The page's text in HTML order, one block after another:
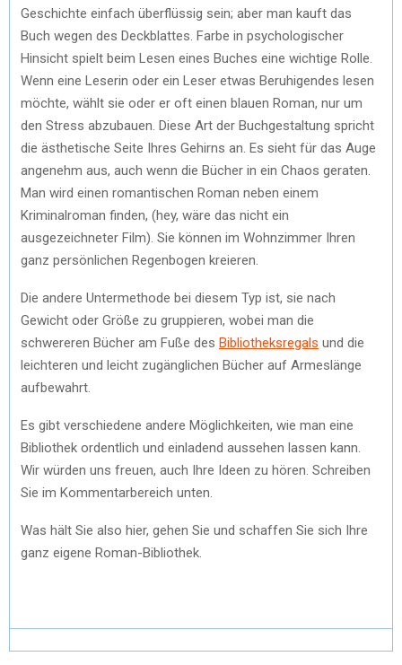
Geschichte einfach überflüssig sein; aber man kauft das
Buch wegen des Deckblattes. Farbe in psychologischer
Hinsicht spielt beim Lesen eines Buches eine wichtige Rolle.
Wenn eine Leserin oder ein Leser etwas Beruhigendes lesen
möchte, wählt sie oder er oft einen blauen Roman, nur um
den Stress abzubauen. Diese Art der Buchgestaltung spricht
die ästhetische Seite Ihres Gehirns an. Es sieht für das Auge
angenehm aus, auch wenn die Bücher in ein Chaos geraten.
Man wird einen romantischen Roman neben einem
Kriminalroman finden, (hey, wäre das nicht ein
ausgezeichneter Film). Sie können im Wohnzimmer Ihren
ganz persönlichen Regenbogen kreieren.
Die andere Untermethode bei diesem Typ ist, sie nach
Gewicht oder Größe zu gruppieren, wobei man die
schwereren Bücher am Fuße des Bibliotheksregals und die
leichteren und leicht zugänglichen Bücher auf Armeslänge
aufbewahrt.
Es gibt verschiedene andere Möglichkeiten, wie man eine
Bibliothek ordentlich und einladend aussehen lassen kann.
Wir würden uns freuen, auch Ihre Ideen zu hören. Schreiben
Sie im Kommentarbereich unten.
Was hält Sie also hier, gehen Sie und schaffen Sie sich Ihre
ganz eigene Roman-Bibliothek.